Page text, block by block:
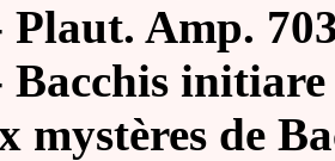
Plaut. Amp.
Bacchis initiare
mystères de